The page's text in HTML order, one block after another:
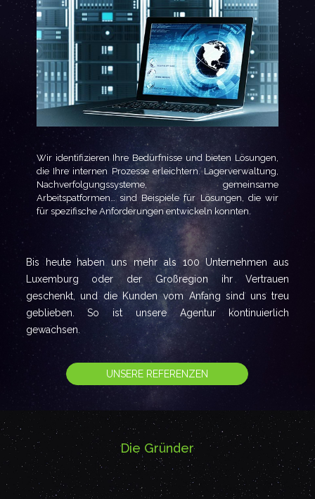
Wir identifizieren Ihre Bedürfnisse und bieten Lösungen,
die Ihre internen Prozesse erleichtern. Lagerverwaltung,
Nachverfolgungssysteme, gemeinsame
Arbeitspatformen… sind Beispiele für Lösungen, die wir
für spezifische Anforderungen entwickeln konnten.
Bis heute haben uns mehr als 100 Unternehmen aus
Luxemburg oder der Großregion ihr Vertrauen
geschenkt, und die Kunden vom Anfang sind uns treu
geblieben. So ist unsere Agentur kontinuierlich
gewachsen.
UNSERE REFERENZEN
Die Gründer